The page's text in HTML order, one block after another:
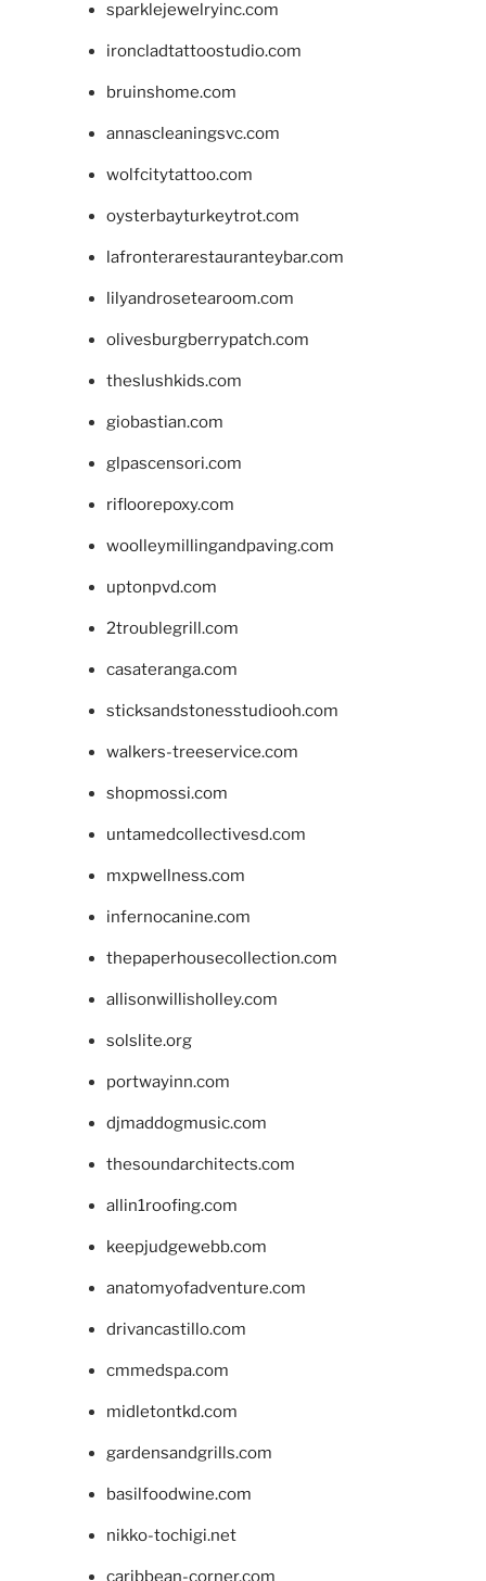
sparklejewelryinc.com
ironcladtattoostudio.com
bruinshome.com
annascleaningsvc.com
wolfcitytattoo.com
oysterbayturkeytrot.com
lafronterarestauranteybar.com
lilyandrosetearoom.com
olivesburgberrypatch.com
theslushkids.com
giobastian.com
glpascensori.com
rifloorepoxy.com
woolleymillingandpaving.com
uptonpvd.com
2troublegrill.com
casateranga.com
sticksandstonesstudiooh.com
walkers-treeservice.com
shopmossi.com
untamedcollectivesd.com
mxpwellness.com
infernocanine.com
thepaperhousecollection.com
allisonwillisholley.com
solslite.org
portwayinn.com
djmaddogmusic.com
thesoundarchitects.com
allin1roofing.com
keepjudgewebb.com
anatomyofadventure.com
drivancastillo.com
cmmedspa.com
midletontkd.com
gardensandgrills.com
basilfoodwine.com
nikko-tochigi.net
caribbean-corner.com